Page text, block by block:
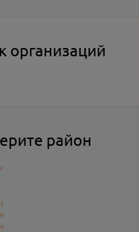
организаций
район